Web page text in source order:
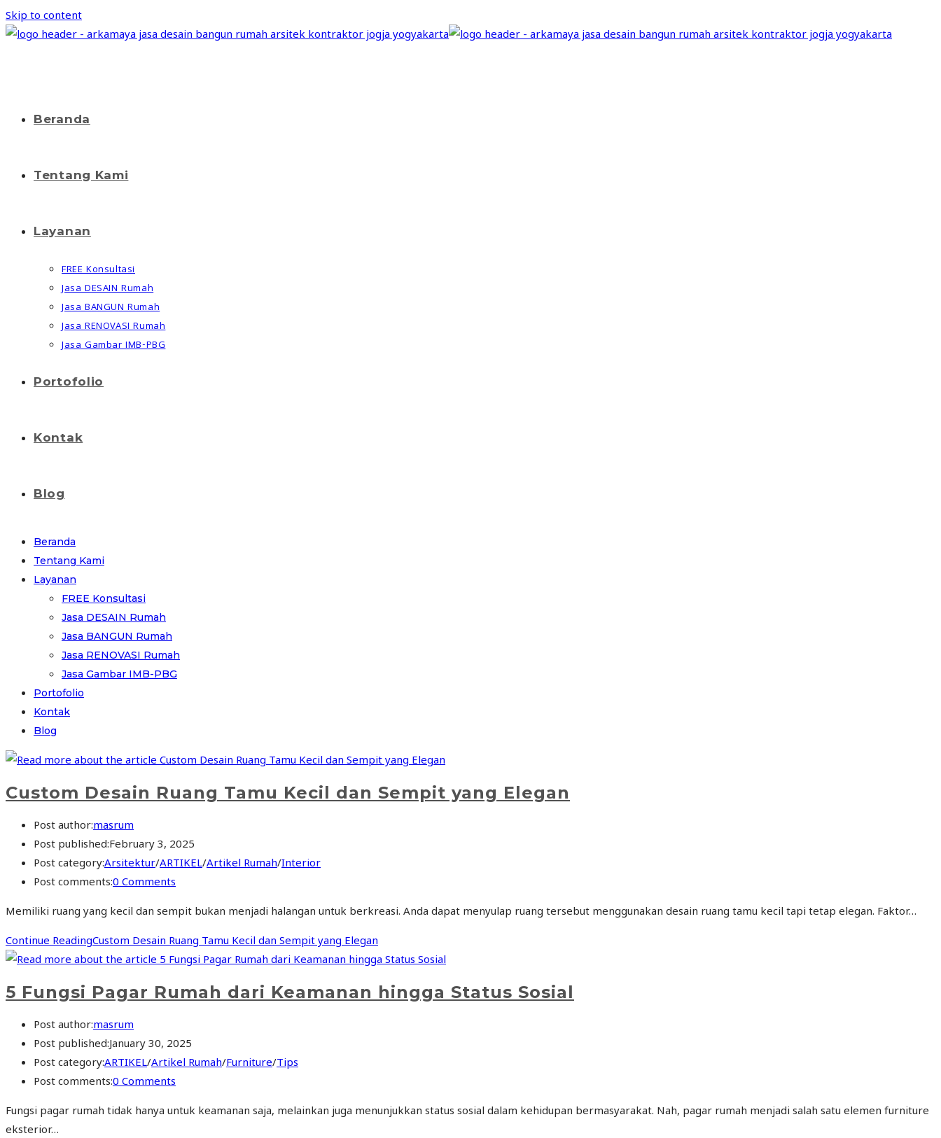
Skip to content
Beranda
Tentang Kami
Layanan
FREE Konsultasi
Jasa DESAIN Rumah
Jasa BANGUN Rumah
Jasa RENOVASI Rumah
Jasa Gambar IMB-PBG
Portofolio
Kontak
Blog
Beranda
Tentang Kami
Layanan
FREE Konsultasi
Jasa DESAIN Rumah
Jasa BANGUN Rumah
Jasa RENOVASI Rumah
Jasa Gambar IMB-PBG
Portofolio
Kontak
Blog
Custom Desain Ruang Tamu Kecil dan Sempit yang Elegan
Post author:masrum
Post published:February 3, 2025
Post category:Arsitektur/ARTIKEL/Artikel Rumah/Interior
Post comments:0 Comments
Memiliki ruang yang kecil dan sempit bukan menjadi halangan untuk berkreasi. Anda dapat menyulap ruang tersebut menggunakan desain ruang tamu kecil tapi tetap elegan. Faktor…
Continue ReadingCustom Desain Ruang Tamu Kecil dan Sempit yang Elegan
5 Fungsi Pagar Rumah dari Keamanan hingga Status Sosial
Post author:masrum
Post published:January 30, 2025
Post category:ARTIKEL/Artikel Rumah/Furniture/Tips
Post comments:0 Comments
Fungsi pagar rumah tidak hanya untuk keamanan saja, melainkan juga menunjukkan status sosial dalam kehidupan bermasyarakat. Nah, pagar rumah menjadi salah satu elemen furniture
eksterior…